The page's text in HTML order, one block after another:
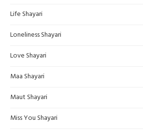
Life Shayari
Loneliness Shayari
Love Shayari
Maa Shayari
Maut Shayari
Miss You Shayari